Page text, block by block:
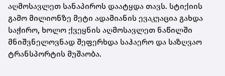
აღმოსავლეთ სანაპიროს დაატყდა თავს. სტიქიის
გამო მილიონზე მეტი ადამიანის ევაკუაცია გახდა
საჭირო, ხოლო ქვეყნის აღმოსავლეთ ნაწილში
მნიშვნელოვნად შეფერხდა საჰაერო და საზღვაო
ტრანსპორტის მუშაობა.